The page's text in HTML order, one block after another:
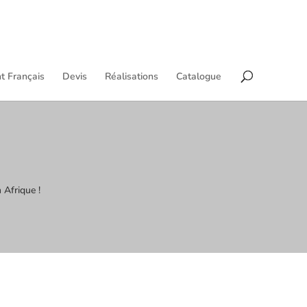
Français Devis Réalisations Catalogue
Afrique !